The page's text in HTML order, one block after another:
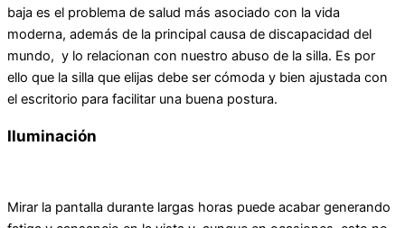
baja es el problema de salud más asociado con la vida
moderna, además de la principal causa de discapacidad del
mundo, y lo relacionan con nuestro abuso de la silla. Es por
ello que la silla que elijas debe ser cómoda y bien ajustada con
el escritorio para facilitar una buena postura.
Iluminación
Mirar la pantalla durante largas horas puede acabar generando